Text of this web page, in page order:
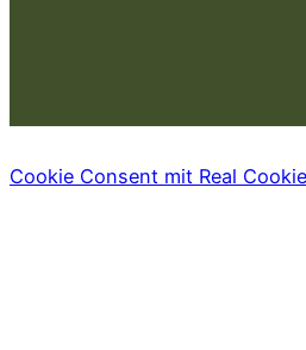
Cookie Consent mit Real